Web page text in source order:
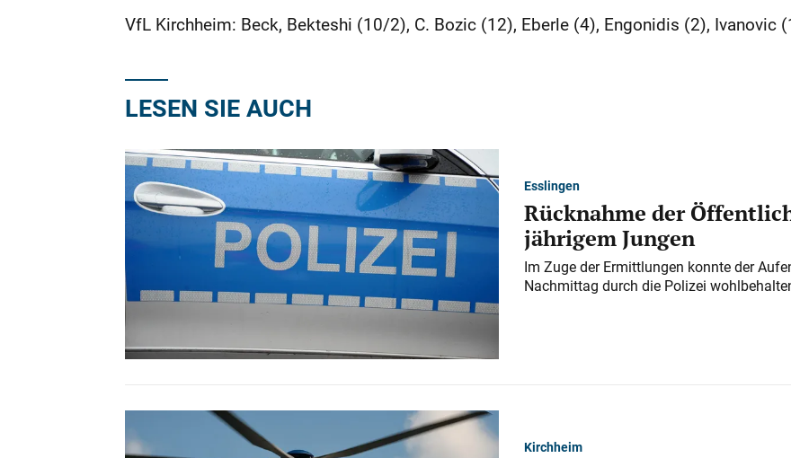
VfL Kirchheim: Beck, Bekteshi (10/2), C. Bozic (12), Eberle (4), Engonidis (2), Ivanovic
LESEN SIE AUCH
Esslingen
Rücknahme der
jährigem Jungen
Im Zuge der Ermittlungen konnte der
Nachmittag durch die Polizei
Kirchheim